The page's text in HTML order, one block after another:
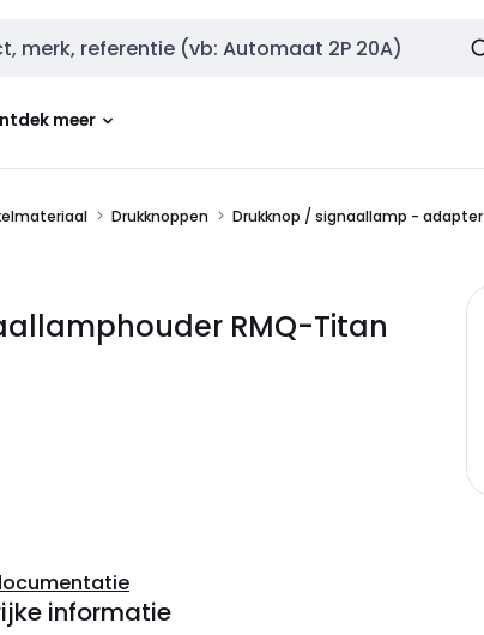
meer
Drukknoppen Drukknop / signaallamp - adapter
RMQ-Titan
informatie